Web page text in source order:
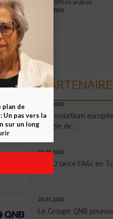
aux chiffres arabes
09.07.2026
06.08.2026
Un consortium
modèle de ...
04.08.2026
OPPO lance l'A6c en
...
29.07.2026
Le Groupe QNB
plan de
Un pas vers la
sur un long